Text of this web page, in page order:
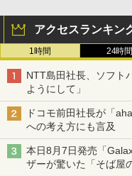
アクセスランキン
1時間 24時間
NTT島田社長、ソフト
ようにして」
ドコモ前田社長が「
への考え方にも言及
本日8月7日発売「
ザーが驚いた「そば屋